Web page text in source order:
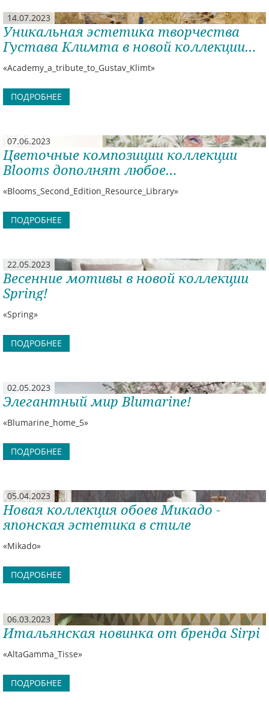
14.07.2023
Уникальная эстетика творчества
Густава Климта в новой коллекции
обоев!
«Academy_a_tribute_to_Gustav_Klimt»
ПОДРОБНЕЕ
07.06.2023
Цветочные композиции коллекции
Blooms дополнят любое
пространство и каждый дизайнерский
штрих!
«Blooms_Second_Edition_Resource_Library»
ПОДРОБНЕЕ
22.05.2023
Весенние мотивы в новой коллекции
Spring!
«Spring»
ПОДРОБНЕЕ
02.05.2023
Элегантный мир Blumarine!
«Blumarine_home_5»
ПОДРОБНЕЕ
05.04.2023
Новая коллекция обоев Микадо -
японская эстетика в стиле
«Mikado»
ПОДРОБНЕЕ
06.03.2023
Итальянская новинка от бренда Sirpi
«AltaGamma_Tisse»
ПОДРОБНЕЕ